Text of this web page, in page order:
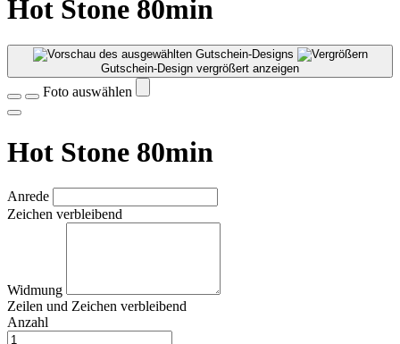
Hot Stone 80min
Gutschein-Design vergrößert anzeigen
Foto auswählen
Hot Stone 80min
Anrede
Zeichen verbleibend
Widmung
Zeilen und Zeichen verbleibend
Anzahl